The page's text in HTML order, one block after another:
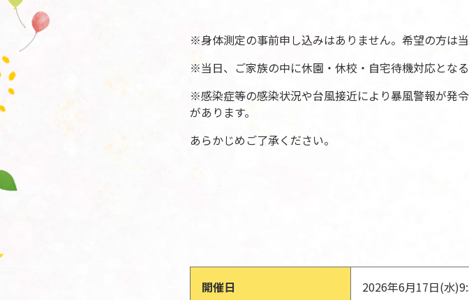
※身体測定の事前申し込みはありません。希望の方は
※当日、ご家族の中に休園・休校・自宅待機対応とな
※感染症等の感染状況や台風接近により暴風警報が発
があります。
あらかじめご了承ください。
開催日 2026年6月17日(水)